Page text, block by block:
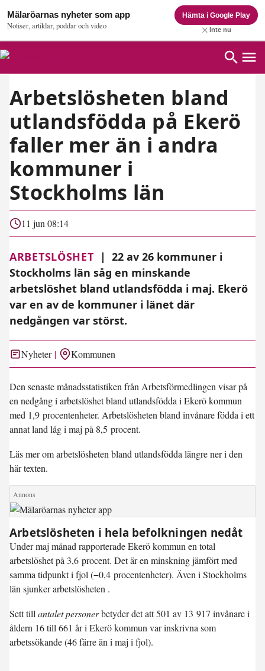
Mälaröarnas nyheter som app
Notiser, artiklar, poddar och video
Hämta i Google Play
Inte nu
Arbetslösheten bland
utlandsfödda på Ekerö
faller mer än i andra
kommuner i
Stockholms län
11 jun 08:14
ARBETSLÖSHET |
22 av 26 kommuner i
Stockholms län såg en minskande
arbetslöshet bland utlandsfödda i maj. Ekerö
var en av de kommuner i länet där
nedgången var störst.
Nyheter Kommunen
Den senaste månadsstatistiken från Arbetsförmedlingen visar på
en nedgång i arbetslöshet bland utlandsfödda i Ekerö kommun
med 1,9 procentenheter. Arbetslösheten bland invånare födda i ett
annat land låg i maj på 8,5 procent.
Läs mer om arbetslösheten bland utlandsfödda längre ner i den
här texten.
Arbetslösheten i hela befolkningen nedåt
Under maj månad rapporterade Ekerö kommun en total
arbetslöshet på 3,6 procent. Det är en minskning jämfört med
samma tidpunkt i fjol (−0,4 procentenheter). Även i Stockholms
län sjunker arbetslösheten .
Sett till antalet personerbetyder det att 501 av 13 917 invånare i
åldern 16 till 661 år i Ekerö kommun var inskrivna som
arbetssökande (46 färre än i maj i fjol).